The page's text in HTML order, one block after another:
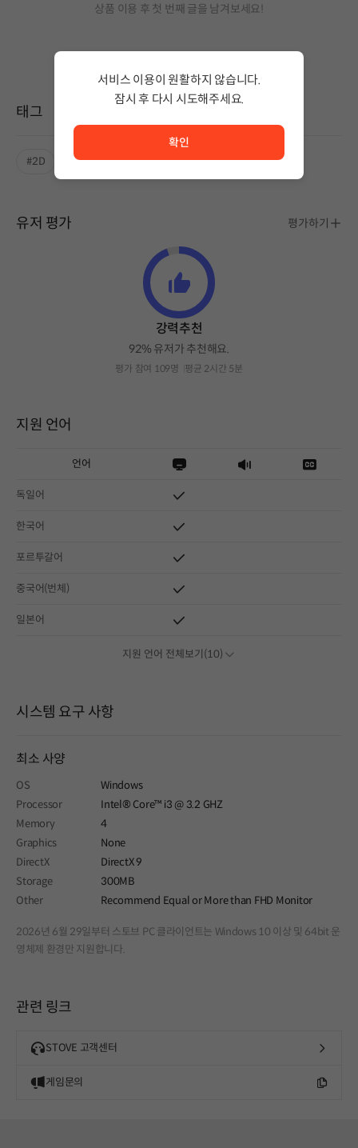
상품 이용 후 첫 번째 글을 남겨보세요!
태그
#2D #픽셀그래픽 #귀여운 #힐링
유저 평가 평가하기
강력추천
92% 유저가 추천해요.
평가 참여 109명 평균 2시간 5분
지원 언어
언어
독일어
한국어
포르투갈어
중국어(번체)
일본어
지원 언어 전체보기(10)
시스템 요구 사항
최소 사양
OS
Windows
Processor
Intel® Core™ i3 @ 3.2 GHZ
Memory
4
Graphics
None
DirectX
DirectX 9
Storage
300MB
Other
Recommend Equal or More than FHD Monitor
2026년 6월 29일부터 스토브 PC 클라이언트는 Windows 10 이상 및 64bit 운
영체제 환경만 지원합니다.
관련 링크
STOVE 고객센터
게임문의
서비스 이용이 원활하지 않습니다.
잠시 후 다시 시도해주세요.
확인